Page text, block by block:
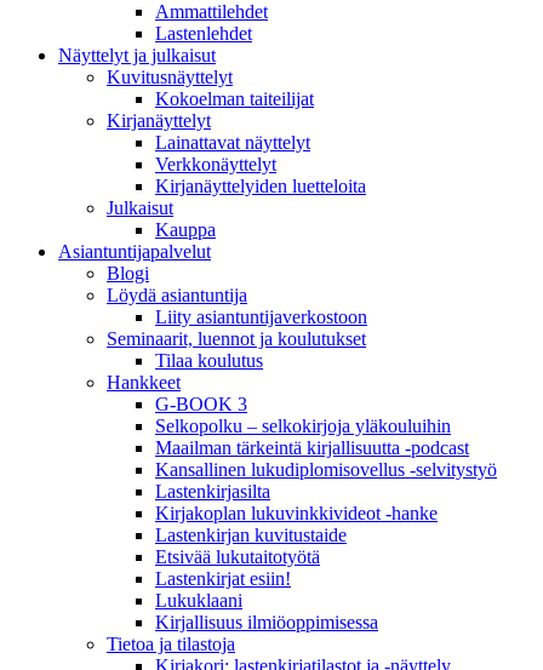
Ammattilehdet
Lastenlehdet
Näyttelyt ja julkaisut
Kuvitusnäyttelyt
Kokoelman taiteilijat
Kirjanäyttelyt
Lainattavat näyttelyt
Verkkonäyttelyt
Kirjanäyttelyiden luetteloita
Julkaisut
Kauppa
Asiantuntija­palvelut
Blogi
Löydä asiantuntija
Liity asiantuntijaverkostoon
Seminaarit, luennot ja koulutukset
Tilaa koulutus
Hankkeet
G-BOOK 3
Selkopolku – selkokirjoja yläkouluihin
Maailman tärkeintä kirjallisuutta -podcast
Kansallinen lukudiplomisovellus -selvitystyö
Lastenkirjasilta
Kirjakoplan lukuvinkkivideot -hanke
Lastenkirjan kuvitustaide
Etsivää lukutaitotyötä
Lastenkirjat esiin!
Lukuklaani
Kirjallisuus ilmiöoppimisessa
Tietoa ja tilastoja
Kirjakori: lastenkirjatilastot ja -näyttely